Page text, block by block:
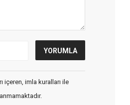
içeren, imla kuralları ile